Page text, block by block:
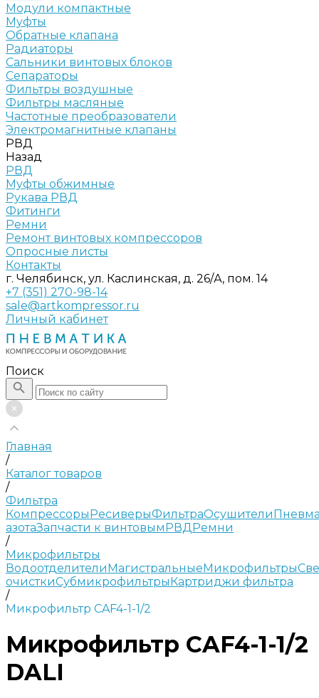
Модули компактные
Муфты
Обратные клапана
Радиаторы
Сальники винтовых блоков
Сепараторы
Фильтры воздушные
Фильтры масляные
Частотные преобразователи
Электромагнитные клапаны
РВД
Назад
РВД
Муфты обжимные
Рукава РВД
Фитинги
Ремни
Ремонт винтовых компрессоров
Опросные листы
Контакты
г. Челябинск, ул. Каслинская, д. 26/А, пом. 14
+7 (351) 270-98-14
sale@artkompressor.ru
Личный кабинет
Поиск
Главная
/
Каталог товаров
/
Фильтра
КомпрессорыРесиверыФильтраОсушители
азотаЗапчасти к винтовымРВДРемни
/
Микрофильтры
ВодоотделителиМагистральныеМикрофильтры
очисткиСубмикрофильтрыКартриджи фильтра
/
Микрофильтр CAF4-1-1/2
Микрофильтр CAF4-1-1/2
DALI